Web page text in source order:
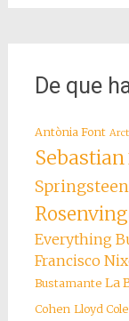
De que
Antònia Font
Sebastian
Springsteen
Everything
Francisco
Bustamante La
Cohen Lloyd Cole